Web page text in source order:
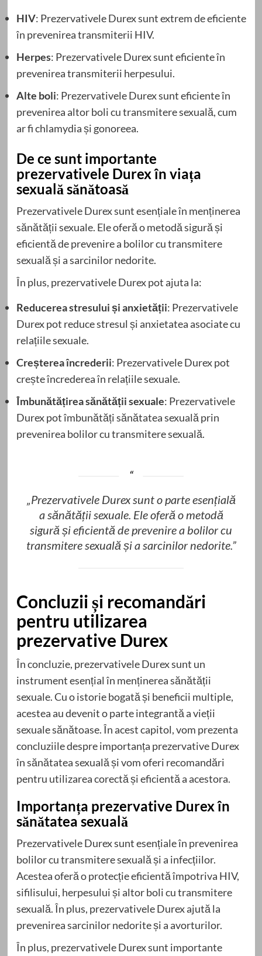
HIV: Prezervativele Durex sunt extrem de eficiente
în prevenirea transmiterii HIV.
Herpes: Prezervativele Durex sunt eficiente în
prevenirea transmiterii herpesului.
Alte boli: Prezervativele Durex sunt eficiente în
prevenirea altor boli cu transmitere sexuală, cum
ar fi chlamydia și gonoreea.
De ce sunt importante
prezervativele Durex în viața
sexuală sănătoasă
Prezervativele Durex sunt esențiale în menținerea
sănătății sexuale. Ele oferă o metodă sigură și
eficientă de prevenire a bolilor cu transmitere
sexuală și a sarcinilor nedorite.
În plus, prezervativele Durex pot ajuta la:
Reducerea stresului și anxietății: Prezervativele
Durex pot reduce stresul și anxietatea asociate cu
relațiile sexuale.
Creșterea încrederii: Prezervativele Durex pot
crește încrederea în relațiile sexuale.
Îmbunătățirea sănătății sexuale: Prezervativele
Durex pot îmbunătăți sănătatea sexuală prin
prevenirea bolilor cu transmitere sexuală.
„Prezervativele Durex sunt o parte esențială
a sănătății sexuale. Ele oferă o metodă
sigură și eficientă de prevenire a bolilor cu
transmitere sexuală și a sarcinilor nedorite.”
Concluzii și recomandări
pentru utilizarea
prezervative Durex
În concluzie, prezervativele Durex sunt un
instrument esențial în menținerea sănătății
sexuale. Cu o istorie bogată și beneficii multiple,
acestea au devenit o parte integrantă a vieții
sexuale sănătoase. În acest capitol, vom prezenta
concluziile despre importanța prezervative Durex
în sănătatea sexuală și vom oferi recomandări
pentru utilizarea corectă și eficientă a acestora.
Importanța prezervative Durex în
sănătatea sexuală
Prezervativele Durex sunt esențiale în prevenirea
bolilor cu transmitere sexuală și a infecțiilor.
Acestea oferă o protecție eficientă împotriva HIV,
sifilisului, herpesului și altor boli cu transmitere
sexuală. În plus, prezervativele Durex ajută la
prevenirea sarcinilor nedorite și a avorturilor.
În plus, prezervativele Durex sunt importante